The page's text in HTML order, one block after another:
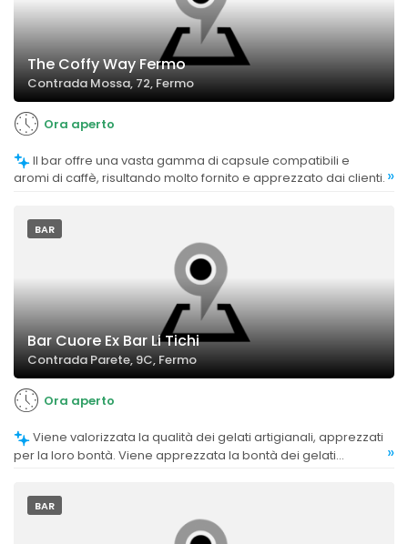
The Coffy Way Fermo
Contrada Mossa, 72, Fermo
Ora aperto
aromi di caffè, risultando molto fornito e apprezzato dai clienti. »
BAR
Bar Cuore Ex Bar Li Tichi
Contrada Parete, 9C, Fermo
Ora aperto
per la loro bontà. Viene apprezzata la bontà dei gelati
»
BAR